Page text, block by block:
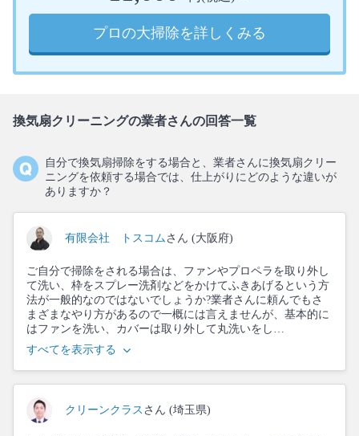
プロの大掃除を詳しくみる
換気扇クリーニングの業者さんの回答一覧
自分で換気扇掃除をする場合と、業者さんに換気扇クリー
ニングを依頼する場合では、仕上がりにどのような違いが
ありますか？
有限会社 トスコム さん (大阪府)
ご自分で掃除をされる場合は、ファンやプロペラを取り外し
て洗い、枠をスプレー洗剤などをかけてふきあげるという方
法が一般的なのではないでしょうか?業者さんに頼んでもさ
まざまなやり方があるので一概には言えませんが、基本的に
はファンを洗い、カバーは取り外して丸洗いをし…
すべてを表示する
クリーンクラス さん (埼玉県)